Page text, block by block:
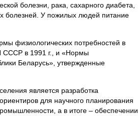
болезни, рака, сахарного диабета,
болезней. У пожилых людей питание
физиологических потребностей в
СССР в 1991 г., и «Нормы
Беларусь», утвержденные
является разработка
для научного планирования
а в итоге – обеспечении